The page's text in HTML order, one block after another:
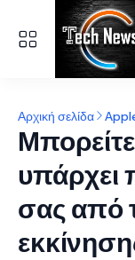
Αρχική σελίδα
υπάρχει
σας από